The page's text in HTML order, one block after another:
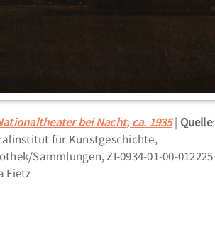
bei Nacht, ca. 1935 Quelle:
für Kunstgeschichte,
Sammlungen, ZI-0934-01-00-012225
Fietz